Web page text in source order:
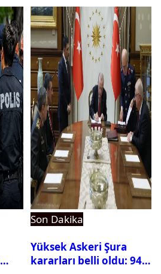
Son Dakika
Yüksek Askeri Şura
kararları belli oldu: 94